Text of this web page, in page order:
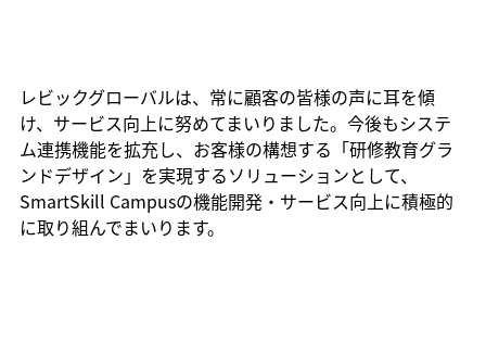
レビックグローバルは、常に顧客の皆様の声に耳を傾
け、サービス向上に努めてまいりました。今後もシステ
ム連携機能を拡充し、お客様の構想する「研修教育グラ
ンドデザイン」を実現するソリューションとして、
SmartSkill Campusの機能開発・サービス向上に積極的
に取り組んでまいります。